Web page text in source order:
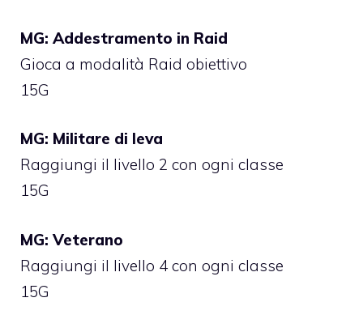
MG: Addestramento in Raid
Gioca a modalità Raid obiettivo
15G
MG: Militare di leva
Raggiungi il livello 2 con ogni classe
15G
MG: Veterano
Raggiungi il livello 4 con ogni classe
15G